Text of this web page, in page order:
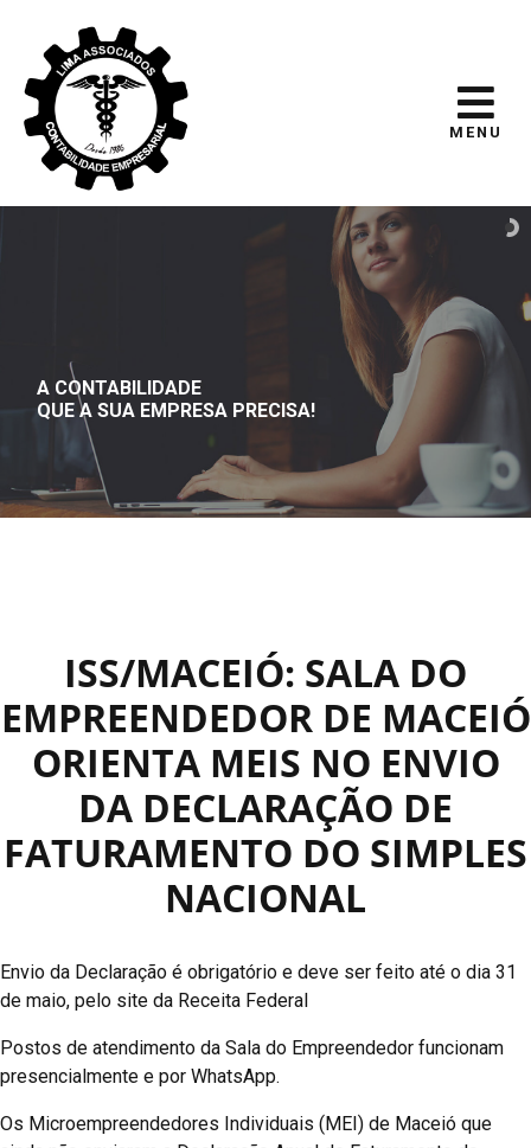
MENU
A CONTABILIDADE
QUE A SUA EMPRESA PRECISA!
ISS/MACEIÓ: SALA DO
EMPREENDEDOR DE MACEIÓ
ORIENTA MEIS NO ENVIO
DA DECLARAÇÃO DE
FATURAMENTO DO SIMPLES
NACIONAL
Envio da Declaração é obrigatório e deve ser feito até o dia 31
de maio, pelo site da Receita Federal
Postos de atendimento da Sala do Empreendedor funcionam
presencialmente e por WhatsApp.
Os Microempreendedores Individuais (MEI) de Maceió que